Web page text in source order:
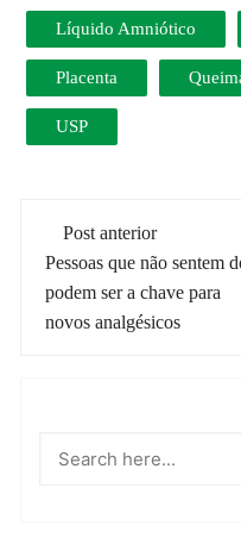
Líquido Amniótico
Placenta
USP
Navegação
de
post
Post anterior
Pessoas que não sentem
podem ser a chave para
novos analgésicos